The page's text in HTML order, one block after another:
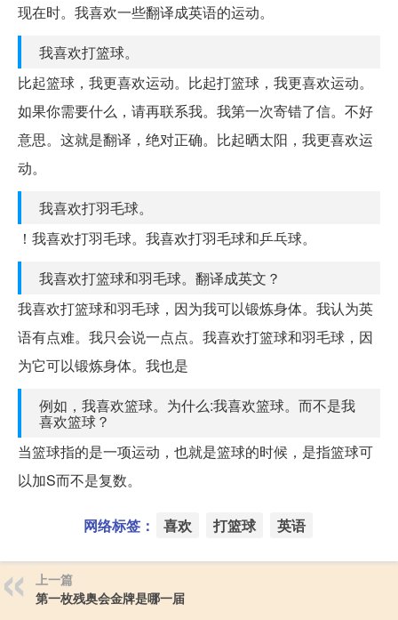
现在时。我喜欢一些翻译成英语的运动。
我喜欢打篮球。
比起篮球，我更喜欢运动。比起打篮球，我更喜欢运动。
如果你需要什么，请再联系我。我第一次寄错了信。不好
意思。这就是翻译，绝对正确。比起晒太阳，我更喜欢运
动。
我喜欢打羽毛球。
！我喜欢打羽毛球。我喜欢打羽毛球和乒乓球。
我喜欢打篮球和羽毛球。翻译成英文？
我喜欢打篮球和羽毛球，因为我可以锻炼身体。我认为英
语有点难。我只会说一点点。我喜欢打篮球和羽毛球，因
为它可以锻炼身体。我也是
例如，我喜欢篮球。为什么:我喜欢篮球。而不是我
喜欢篮球？
当篮球指的是一项运动，也就是篮球的时候，是指篮球可
以加S而不是复数。
网络标签： 喜欢 打篮球 英语
上一篇
第一枚残奥会金牌是哪一届